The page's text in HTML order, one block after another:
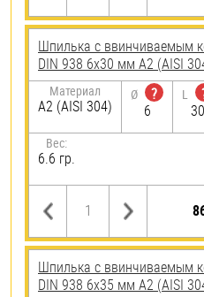
Шпилька c ввинчиваемым
DIN 938 6х30 мм А2 (AISI
Материал
А2 (AISI 304)
Ø
?
6
L
30
Вес:
6.6 гр.
Шпилька c ввинчиваемым
DIN 938 6х35 мм А2 (AISI